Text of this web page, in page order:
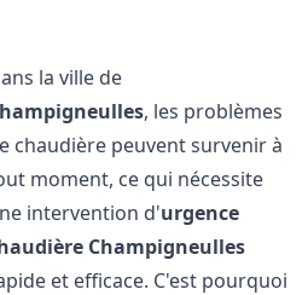
la ville de
, les problèmes
chaudière peuvent survenir à
moment, ce qui nécessite
intervention d'urgence
Champigneulles
et efficace. C'est pourquoi